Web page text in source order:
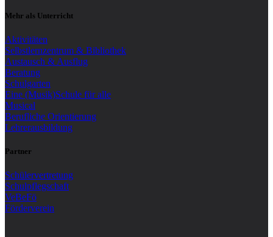
Mehr als Unterricht
Aktivitäten
Selbstlernzentrum & Bibliothek
Austausch & Ausflug
Beratung
Schulgarten
Eine (Musik)Schule für alle
Musical
Berufliche Orientierung
Lehrerausbildung
Partner
Schülervertretung
Schulpflegschaft
VeBeFö
Förderverein